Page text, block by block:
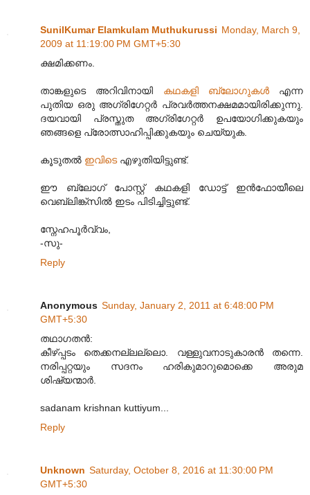
SunilKumar Elamkulam Muthukurussi Monday, March 9,
2009 at 11:19:00 PM GMT+5:30
ക്ഷമിക്കണം.
താങ്കളുടെ അറിവിനായി കഥകളി ബ്ലോഗുകൾഎന്ന
പുതിയ ഒരു അഗ്രിഗേറ്റർ പ്രവർത്തനക്ഷമമായിരിക്കുന്നു.
ദയവായി പ്രസ്തുത അഗ്രിഗേറ്റർ ഉപയോഗിക്കുകയും
ഞങ്ങളെ പ്രോത്സാഹിപ്പിക്കുകയും ചെയ്യുക.
കൂടുതൽ ഇവിടെഎഴുതിയിട്ടുണ്ട്‌.
ഈ ബ്ലോഗ് പോസ്റ്റ് കഥകളി ഡോട്ട് ഇൻഫോയീലെ
വെബ്‌ലിങ്ക്സിൽ ഇടം പിടിച്ചിട്ടുണ്ട്‌.
സ്നേഹപൂർവ്വം,
-സു-
Reply
Anonymous Sunday, January 2, 2011 at 6:48:00 PM
GMT+5:30
തഥാഗതന്‍:
കീഴ്പ്പടം തെക്കനല്ലല്ലൊ. വള്ളുവനാടുകാരന്‍ തന്നെ.
നരിപ്പറ്റയും സദനം ഹരികുമാറുമൊക്കെ അരുമ
ശിഷ്യന്മാര്‍.
sadanam krishnan kuttiyum...
Reply
Unknown Saturday, October 8, 2016 at 11:30:00 PM
GMT+5:30